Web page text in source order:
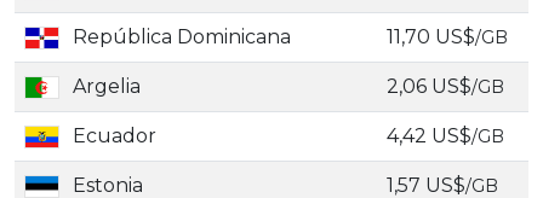
República Dominicana 11,70 US$/GB
Argelia 2,06 US$/GB
Ecuador 4,42 US$/GB
Estonia 1,57 US$/GB